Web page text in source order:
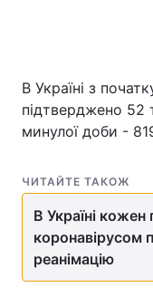
Головна
Економіка
Спорт
В Україні з
підтверджено 52
минулої доби -
ЧИТАЙТЕ ТАКОЖ
В Україні кожен
коронавірусом
реанімацію